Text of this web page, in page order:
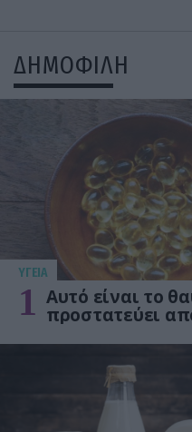
ΔΗΜΟΦΙΛΗ
ΥΓΕΙΑ
1 Αυτό είναι το
προστατεύει